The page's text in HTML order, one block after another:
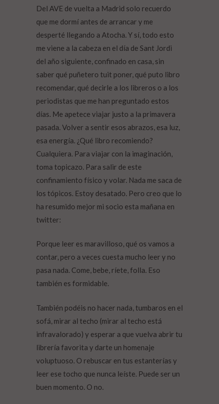
Del AVE de vuelta a Madrid solo recuerdo
que me dormí antes de arrancar y me
desperté llegando a Atocha. Y sí, todo esto
me viene a la cabeza en el día de Sant Jordi
del año siguiente, confinado en casa, sin
saber qué puñetero tuit poner, qué puto libro
recomendar, qué decirle a los libreros o a los
periodistas que me han preguntado estos
días. Me apetece viajar justo a la primavera
pasada. Volver a sentir esos abrazos, esa luz,
esa energía. ¿Qué libro recomiendo?
Cualquiera. Para viajar con la imaginación,
toma topicazo. Para salir de este
confinamiento físico y volar. Nada me saca de
los tópicos. Estoy desatado. Pero creo que lo
ha resumido mejor mi socio esta mañana en
twitter:
Porque leer es maravilloso, qué os vamos a
contar, pero a veces cuesta mucho leer y no
pasa nada. Come, bebe, ríete, folla. Eso
también es formidable.
También podéis no hacer nada, tumbaros en el
sofá, mirar al techo (mirar al techo está
infravalorado) y esperar a que vuelva abrir tu
librería favorita y darte un homenaje
voluptuoso. O rebuscar en tus estanterías y
leer ese tocho que nunca leíste. Puede ser un
buen momento. O no.